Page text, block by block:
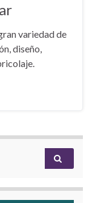
variedad de
diseño,